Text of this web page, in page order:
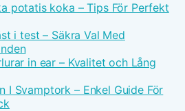
potatis koka – Tips För Perfekt
i test – Säkra Val Med
in ear – Kvalitet och Lång
I Svamptork – Enkel Guide För